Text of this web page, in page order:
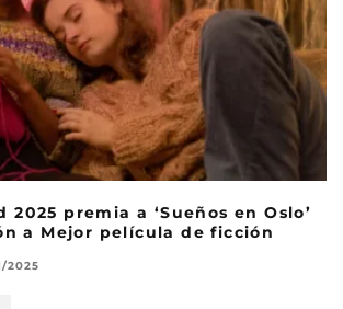
2025 premia a ‘Sueños en Oslo’
a Mejor película de ficción
2025